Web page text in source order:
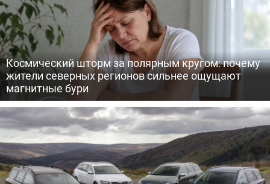
Космический шторм за полярным кругом: почему
жители северных регионов сильнее ощущают
магнитные бури